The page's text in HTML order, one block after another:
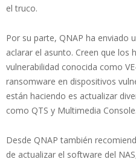
el truco.
Por su parte, QNAP ha enviado
aclarar el asunto. Creen que los
vulnerabilidad conocida como
ransomware en dispositivos
están haciendo es actualizar
como QTS y Multimedia Console.
Desde QNAP también
de actualizar el software del